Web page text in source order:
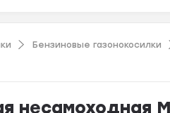
Бензиновые газонокосилки
несамоходная